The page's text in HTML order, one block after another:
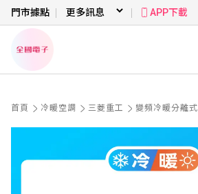
門市據點 APP下載
首頁 冷暖空調 三菱重工 變頻冷暖分離式